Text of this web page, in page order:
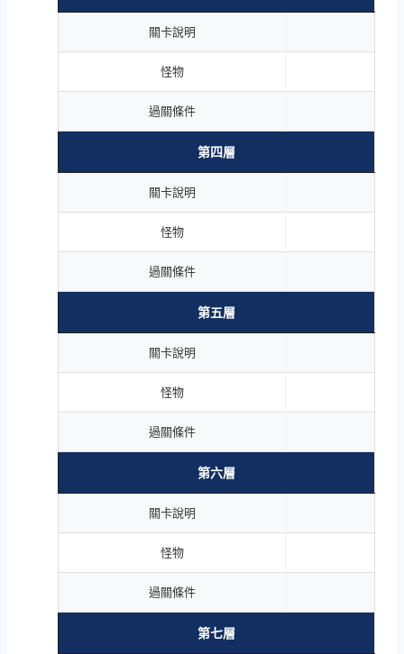
關卡說明
怪物
過關條件
第四層
關卡說明
怪物
過關條件
第五層
關卡說明
怪物
過關條件
第六層
關卡說明
怪物
過關條件
第七層